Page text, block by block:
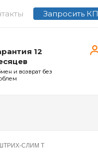
Запросить КП
12
и возврат без
ШТРИХ-СЛИМ Т